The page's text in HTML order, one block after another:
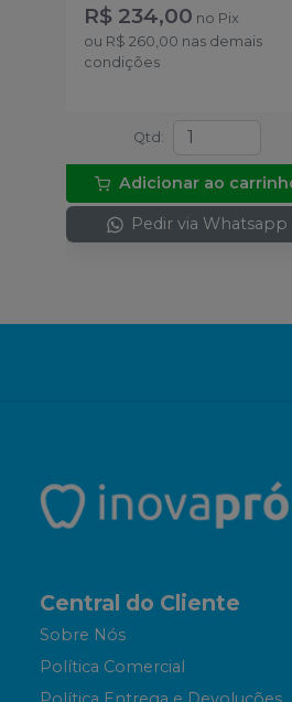
R$ 234,00 no Pix
ou R$ 260,00 nas demais
condições
Qtd :
Adicionar ao
Pedir via Whatsapp
Central do Cliente
Sobre Nós
Política Comercial